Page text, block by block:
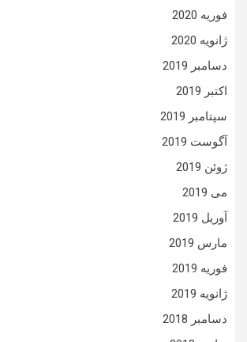
فوریه 2020
ژانویه 2020
دسامبر 2019
اکتبر 2019
سپتامبر 2019
آگوست 2019
ژوئن 2019
می 2019
آوریل 2019
مارس 2019
فوریه 2019
ژانویه 2019
دسامبر 2018